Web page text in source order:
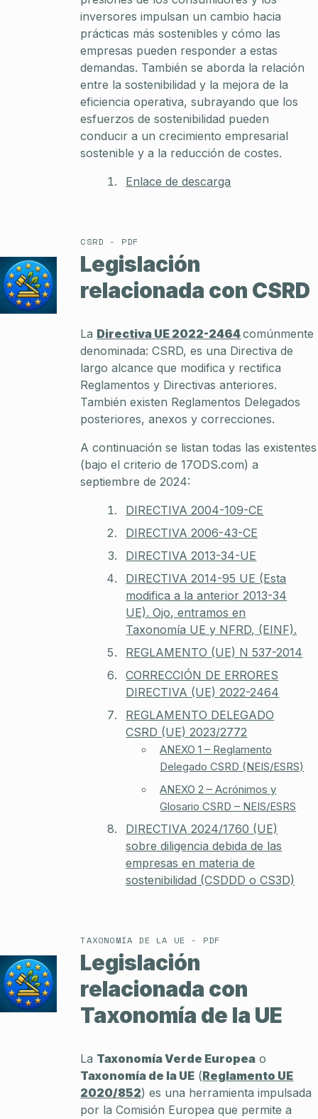
inversores impulsan un cambio hacia
prácticas más sostenibles y cómo las
empresas pueden responder a estas
demandas. También se aborda la relación
entre la sostenibilidad y la mejora de la
eficiencia operativa, subrayando que los
esfuerzos de sostenibilidad pueden
conducir a un crecimiento empresarial
sostenible y a la reducción de costes.
Enlace de descarga
CSRD - PDF
Legislación
relacionada con CSRD
La Directiva UE 2022-2464comúnmente
denominada: CSRD, es una Directiva de
largo alcance que modifica y rectifica
Reglamentos y Directivas anteriores.
También existen Reglamentos Delegados
posteriores, anexos y correcciones.
A continuación se listan todas las existentes
(bajo el criterio de 17ODS.com) a
septiembre de 2024:
DIRECTIVA 2004-109-CE
DIRECTIVA 2006-43-CE
DIRECTIVA 2013-34-UE
DIRECTIVA 2014-95 UE (Esta
modifica a la anterior 2013-34
UE). Ojo, entramos en
Taxonomía UE y NFRD, (EINF).
REGLAMENTO (UE) N 537-2014
CORRECCIÓN DE ERRORES
DIRECTIVA (UE) 2022-2464
REGLAMENTO DELEGADO
CSRD (UE) 2023/2772
ANEXO 1 – Reglamento
Delegado CSRD (NEIS/ESRS)
ANEXO 2 – Acrónimos y
Glosario CSRD – NEIS/ESRS
DIRECTIVA 2024/1760 (UE)
sobre diligencia debida de las
empresas en materia de
sostenibilidad (CSDDD o CS3D)
TAXONOMÍA DE LA UE - PDF
Legislación
relacionada con
Taxonomía de la UE
La Taxonomía Verde Europea o
Taxonomía de la UE (Reglamento UE
2020/852) es una herramienta impulsada
por la Comisión Europea que permite a